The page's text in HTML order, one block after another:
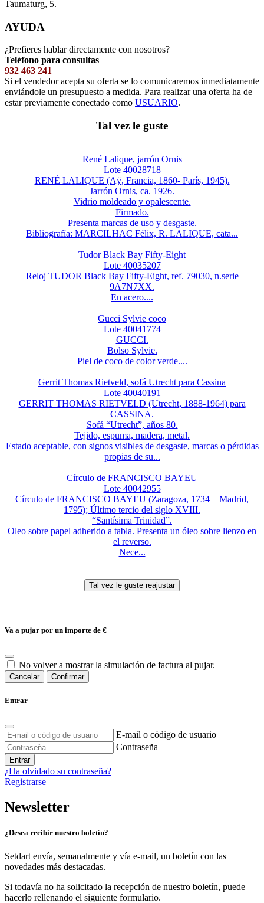
Taumaturg, 5.
AYUDA
¿Prefieres hablar directamente con nosotros?
Teléfono para consultas
932 463 241
Si el vendedor acepta su oferta se lo comunicaremos inmediatamente
enviándole un presupuesto a medida. Para realizar una oferta ha de
estar previamente conectado como USUARIO.
Tal vez le guste
René Lalique, jarrón Ornis
Lote 40028718
RENÉ LALIQUE (Aÿ, Francia, 1860- París, 1945).
Jarrón Ornis, ca. 1926.
Vidrio moldeado y opalescente.
Firmado.
Presenta marcas de uso y desgaste.
Bibliografía: MARCILHAC Félix, R. LALIQUE, cata...
Tudor Black Bay Fifty-Eight
Lote 40035207
Reloj TUDOR Black Bay Fifty-Eight, ref. 79030, n.serie
9A7N7XX.
En acero....
Gucci Sylvie coco
Lote 40041774
GUCCI.
Bolso Sylvie.
Piel de coco de color verde....
Gerrit Thomas Rietveld, sofá Utrecht para Cassina
Lote 40040191
GERRIT THOMAS RIETVELD (Utrecht, 1888-1964) para
CASSINA.
Sofá “Utrecht”, años 80.
Tejido, espuma, madera, metal.
Estado aceptable, con signos visibles de desgaste, marcas o pérdidas
propias de su...
Círculo de FRANCISCO BAYEU
Lote 40042955
Círculo de FRANCISCO BAYEU (Zaragoza, 1734 – Madrid,
1795); Último tercio del siglo XVIII.
“Santísima Trinidad”.
Oleo sobre papel adherido a tabla. Presenta un óleo sobre lienzo en
el reverso.
Nece...
Va a pujar por un importe de €
No volver a mostrar la simulación de factura al pujar.
Cancelar Confirmar
Entrar
E-mail o código de usuario
Contraseña
Entrar
¿Ha olvidado su contraseña?
Registrarse
Newsletter
¿Desea recibir nuestro boletín?
Setdart envía, semanalmente y vía e-mail, un boletín con las
novedades más destacadas.
Si todavía no ha solicitado la recepción de nuestro boletín, puede
hacerlo rellenando el siguiente formulario.